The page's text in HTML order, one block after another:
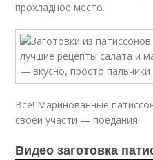
прохладное место.
Все! Маринованные
своей участи — поедания!
Видео заготовка